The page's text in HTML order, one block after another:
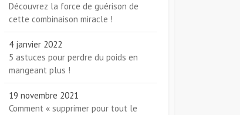
Découvrez la force de guérison de
cette combinaison miracle !
4 janvier 2022
5 astuces pour perdre du poids en
mangeant plus !
19 novembre 2021
Comment « supprimer pour tout le